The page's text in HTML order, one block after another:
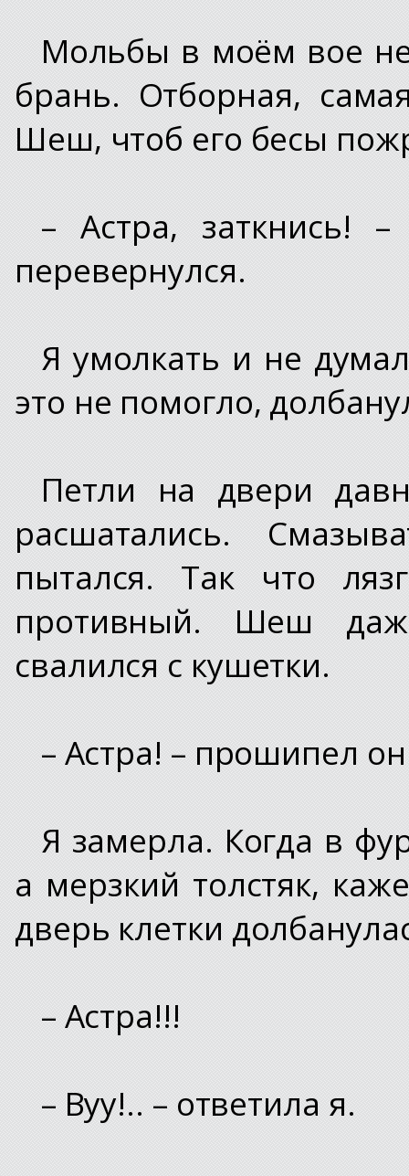
Мольбы в моём вое
брань. Отборная,
Шеш, чтоб его бесы
– Астра, заткнись!
перевернулся.
Я умолкать и не
это не помогло,
Петли на двери
расшатались.
пытался. Так что
противный. Шеш
свалился с кушетки.
– Астра! – прошипел
Я замерла. Когда в
а мерзкий толстяк,
дверь клетки
– Астра!!!
– Вуу!.. – ответила я.